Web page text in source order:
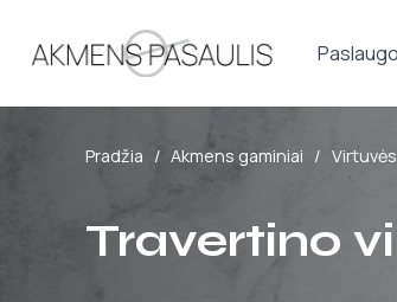
Pradžia / Akmens gaminiai /
Travertino